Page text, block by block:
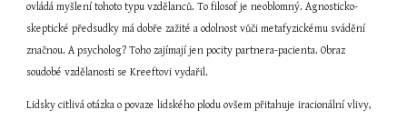
ovládá myšlení tohoto typu vzdělanců. To filosof je neoblomný. Agnosticko-
skeptické předsudky má dobře zažité a odolnost vůči metafyzickému svádění
značnou. A psycholog? Toho zajímají jen pocity partnera-pacienta. Obraz
soudobé vzdělanosti se Kreeftovi vydařil.
Lidsky citlivá otázka o povaze lidského plodu ovšem přitahuje iracionální vlivy,